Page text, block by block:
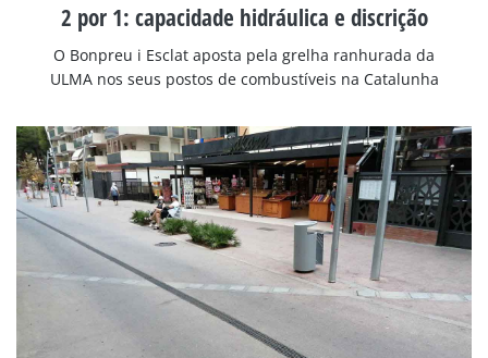
2 por 1: capacidade hidráulica e discrição
O Bonpreu i Esclat aposta pela grelha ranhurada da
ULMA nos seus postos de combustíveis na Catalunha